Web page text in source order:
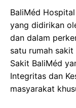
BaliMéd
yang didirikan
dan dalam
satu rumah
Sakit BaliMéd
Integritas dan
masyarakat